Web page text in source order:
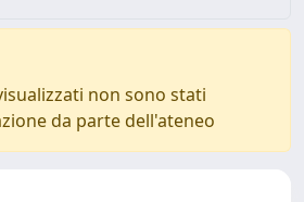
non sono stati
da parte dell'ateneo